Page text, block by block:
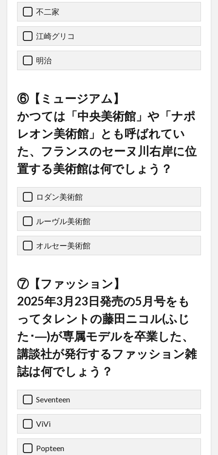
不二家
江崎グリコ
明治
⑥【ミュージアム】
かつては「中央美術館」や「ナポ
レオン美術館」とも呼ばれてい
た、フランスのセーヌ川右岸に位
置する美術館は何でしょう？
ロダン美術館
ルーヴル美術館
オルセー美術館
⑦【ファッション】
2025年3月23日発売の5月号をも
ってタレントの藤田ニコル(ふじ
た･―)が専属モデルを卒業した、
講談社が発行するファッション雑
誌は何でしょう？
Seventeen
ViVi
Popteen